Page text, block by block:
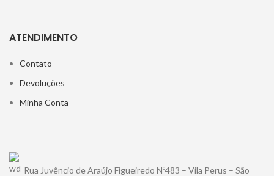
ATENDIMENTO
Contato
Devoluções
Minha Conta
Rua Juvêncio de Araújo Figueiredo Nº483 – Vila Perus – São